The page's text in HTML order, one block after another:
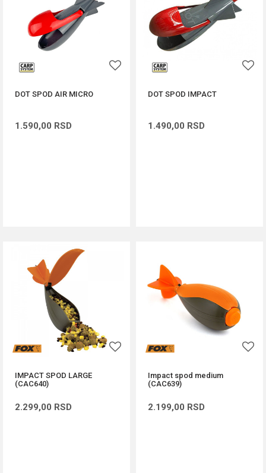
DOT SPOD AIR MICRO
1.590,00 RSD
DOT SPOD IMPACT
1.490,00 RSD
IMPACT SPOD LARGE
(CAC640)
2.299,00 RSD
Impact spod medium
(CAC639)
2.199,00 RSD